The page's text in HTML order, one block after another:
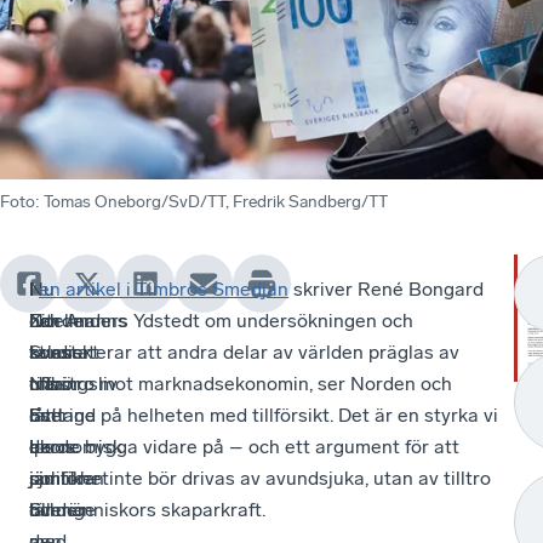
Foto: Tomas Oneborg/SvD/TT, Fredrik Sandberg/TT
I
Norden
talas
ofta
om
ekonomisk
jämlikhet
och
I
Zitelmanns
studier
tillhör
Sverige
de
sju
länder
Nu
har
Svenskt
Näringsliv
låtit
Ipsos
jämföra
Sverige
Ien artikel i Timbros Smedjanskriver René Bongard
och Anders Ydstedt om undersökningen och
konstaterar att andra delar av världen präglas av
misstro mot marknadsekonomin, ser Norden och
Estland på helheten med tillförsikt. Det är en styrka vi
borde bygga vidare på – och ett argument för att
politiken inte bör drivas av avundsjuka, utan av tilltro
till människors skaparkraft.